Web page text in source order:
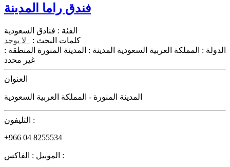
فندق راما المدينة
الفئة : فنادق السعودية
كلمات البحث :
لا يوجد
الدولة : المملكة العربية السعودية المدينة : المدينة المنورة المنطقة :
غير محدد
العنوان
المدينة المنورة - المملكة العربية السعودية
التليفون :
+966 04 8255534
الموبيل : الفاكس :